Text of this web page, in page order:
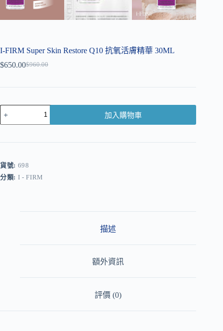
I-FIRM Super Skin Restore Q10 抗氧活膚精華 30ML
$960.00
$650.00
加入購物車
r
n
a
貨號: 698
分類: I - FIRM
描述
額外資訊
評價 (0)